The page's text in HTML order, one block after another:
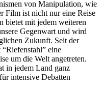
von Manipulation, wie
Film ist nicht nur eine Reise
bietet mit jedem weiteren
Gegenwart und wird
Zukunft. Seit der
eine
um die Welt angetreten.
in jedem Land ganz
intensive Debatten